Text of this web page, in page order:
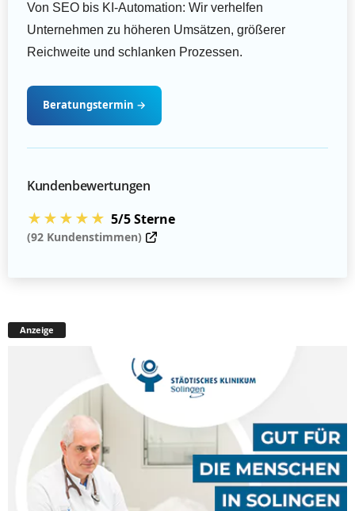
Von SEO bis KI-Automation: Wir verhelfen
Unternehmen zu höheren Umsätzen, größerer
Reichweite und schlanken Prozessen.
Beratungstermin →
Kundenbewertungen
★★★★★ 5/5 Sterne
(92 Kundenstimmen)
Anzeige